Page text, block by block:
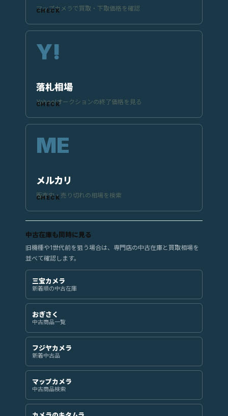
マップカメラで買取・下取価格を確認
落札相場
Yahoo!オークションの終了価格を見る
メルカリ
販売中・売り切れの相場を検索
中古在庫も同時に見る
旧機種や1世代前を狙う場合は、専門店の中古在庫と買取相場を
並べて確認します。
三宝カメラ
新着順の中古在庫
おぎさく
中古商品一覧
フジヤカメラ
新着中古品
マップカメラ
中古商品検索